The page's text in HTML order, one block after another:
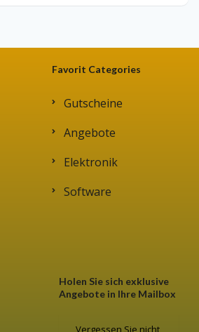
Favorit Categories
Gutscheine
Angebote
Elektronik
Software
Holen Sie sich exklusive
Angebote in Ihre Mailbox
Vergessen Sie nicht,